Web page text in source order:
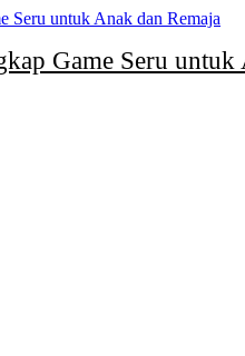
Game Seru untuk